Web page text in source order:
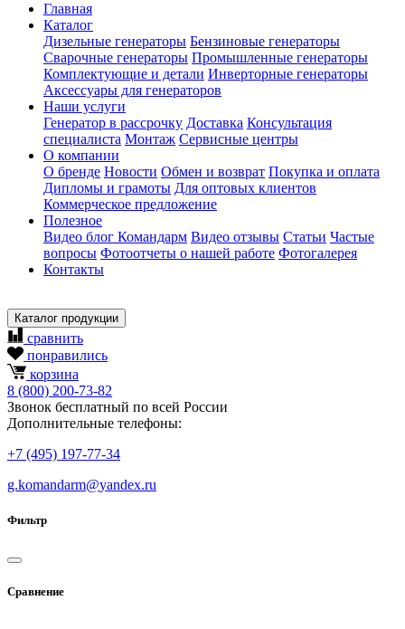
Главная
Каталог
Дизельные генераторы Бензиновые генераторы
Сварочные генераторы Промышленные генераторы
Комплектующие и детали Инверторные генераторы
Аксессуары для генераторов
Наши услуги
Генератор в рассрочку Доставка Консультация
специалиста Монтаж Сервисные центры
О компании
О бренде Новости Обмен и возврат Покупка и оплата
Дипломы и грамоты Для оптовых клиентов
Коммерческое предложение
Полезное
Видео блог Командарм Видео отзывы Статьи Частые
вопросы Фотоотчеты о нашей работе Фотогалерея
Контакты
Каталог продукции
сравнить
понравились
корзина
8 (800) 200-73-82
Звонок бесплатный по всей России
Дополнительные телефоны:
+7 (495) 197-77-34
g.komandarm@yandex.ru
Фильтр
Сравнение